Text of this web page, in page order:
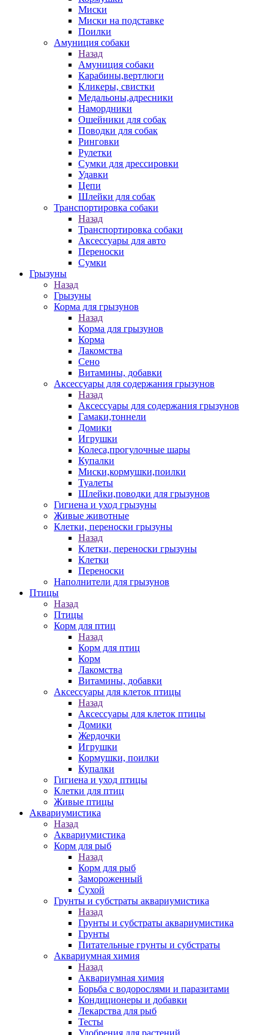
Миски
Миски на подставке
Поилки
Амуниция собаки
Назад
Амуниция собаки
Карабины,вертлюги
Кликеры, свистки
Медальоны,адресники
Намордники
Ошейники для собак
Поводки для собак
Ринговки
Рулетки
Сумки для дрессировки
Удавки
Цепи
Шлейки для собак
Транспортировка собаки
Назад
Транспортировка собаки
Аксессуары для авто
Переноски
Сумки
Грызуны
Назад
Грызуны
Корма для грызунов
Назад
Корма для грызунов
Корма
Лакомства
Сено
Витамины, добавки
Аксессуары для содержания грызунов
Назад
Аксессуары для содержания грызунов
Гамаки,тоннели
Домики
Игрушки
Колеса,прогулочные шары
Купалки
Миски,кормушки,поилки
Туалеты
Шлейки,поводки для грызунов
Гигиена и уход грызуны
Живые животные
Клетки, переноски грызуны
Назад
Клетки, переноски грызуны
Клетки
Переноски
Наполнители для грызунов
Птицы
Назад
Птицы
Корм для птиц
Назад
Корм для птиц
Корм
Лакомства
Витамины, добавки
Аксессуары для клеток птицы
Назад
Аксессуары для клеток птицы
Домики
Жердочки
Игрушки
Кормушки, поилки
Купалки
Гигиена и уход птицы
Клетки для птиц
Живые птицы
Аквариумистика
Назад
Аквариумистика
Корм для рыб
Назад
Корм для рыб
Замороженный
Сухой
Грунты и субстраты аквариумистика
Назад
Грунты и субстраты аквариумистика
Грунты
Питательные грунты и субстраты
Аквариумная химия
Назад
Аквариумная химия
Борьба с водорослями и паразитами
Кондиционеры и добавки
Лекарства для рыб
Тесты
Удобрения для растений